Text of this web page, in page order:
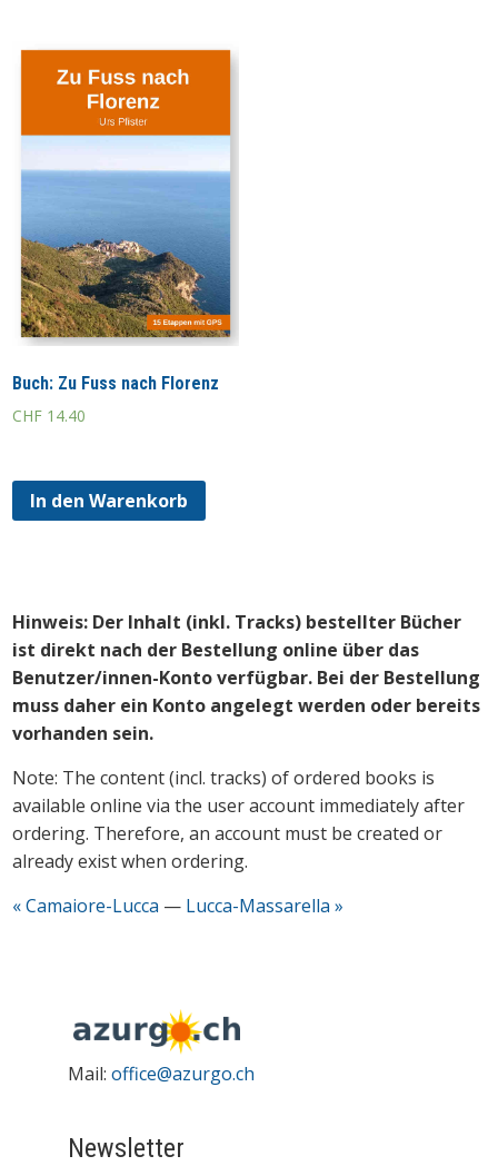
Buch: Zu Fuss nach Florenz
CHF 14.40
In den Warenkorb
Hinweis: Der Inhalt (inkl. Tracks) bestellter Bücher
ist direkt nach der Bestellung online über das
Benutzer/innen-Konto verfügbar. Bei der Bestellung
muss daher ein Konto angelegt werden oder bereits
vorhanden sein.
Note: The content (incl. tracks) of ordered books is
available online via the user account immediately after
ordering. Therefore, an account must be created or
already exist when ordering.
« Camaiore-Lucca — Lucca-Massarella »
Mail:office@azurgo.ch
Newsletter